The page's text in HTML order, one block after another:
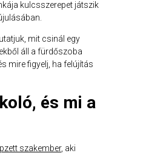
kulcsszerepet játszik
mit csinál egy
áll a fürdőszoba
mire figyelj, ha felújítás
és mi a
szakember, aki